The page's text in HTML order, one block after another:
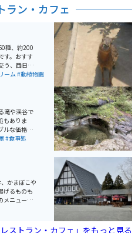
ラン・カフェ
種、約200
す。おすす
う、西日本
も美味し
ーム#動植物園
滝や渓谷で
もありま
ルな価格で
ができる
#食事処
かまぼこや
げるものも
メニューは
2階には休
るので、眺
レストラン・カフェ」をもっと見る